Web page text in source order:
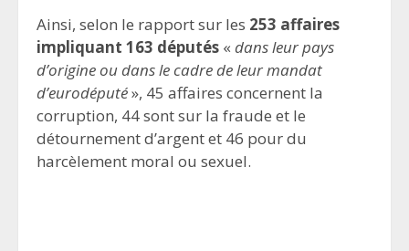
Ainsi, selon le rapport sur les 253 affaires
impliquant 163 députés « dans leur pays
d’origine ou dans le cadre de leur mandat
d’eurodéputé», 45 affaires concernent la
corruption, 44 sont sur la fraude et le
détournement d’argent et 46 pour du
harcèlement moral ou sexuel.